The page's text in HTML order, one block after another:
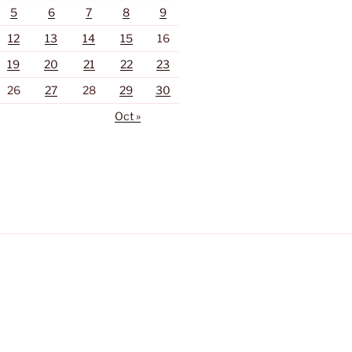
5 6 7 8
9
12 13 14 15
16
19 20 21 22
23
26 27 28 29
30
Oct »